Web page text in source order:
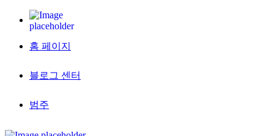
홈 페이지
블로그 센터
범주